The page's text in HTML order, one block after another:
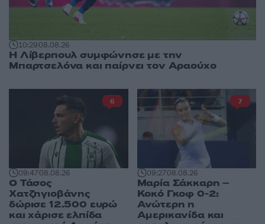
10:2908.08.26
Η Λίβερπουλ συμφώνησε με την
Μπαρτσελόνα και παίρνει τον Αραούχο
09:4708.08.26
Ο Τάσος
Χατζηγιοβάνης
δώρισε 12.500 ευρώ
και χάρισε ελπίδα
6
09:2708.08.26
Μαρία Σάκκαρη –
Κοκό Γκοφ 0-2:
Ανώτερη η
Αμερικανίδα και
7